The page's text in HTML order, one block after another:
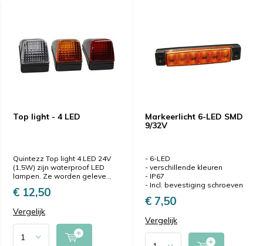
Top light - 4 LED
Quintezz Top light 4 LED 24V
(1,5W) zijn waterproof LED
lampen. Ze worden geleve...
€ 12,50
Vergelijk
Markeerlicht 6-LED SMD
9/32V
- 6-LED
- verschillende kleuren
- IP67
- Incl. bevestiging schroeven
€ 7,50
Vergelijk